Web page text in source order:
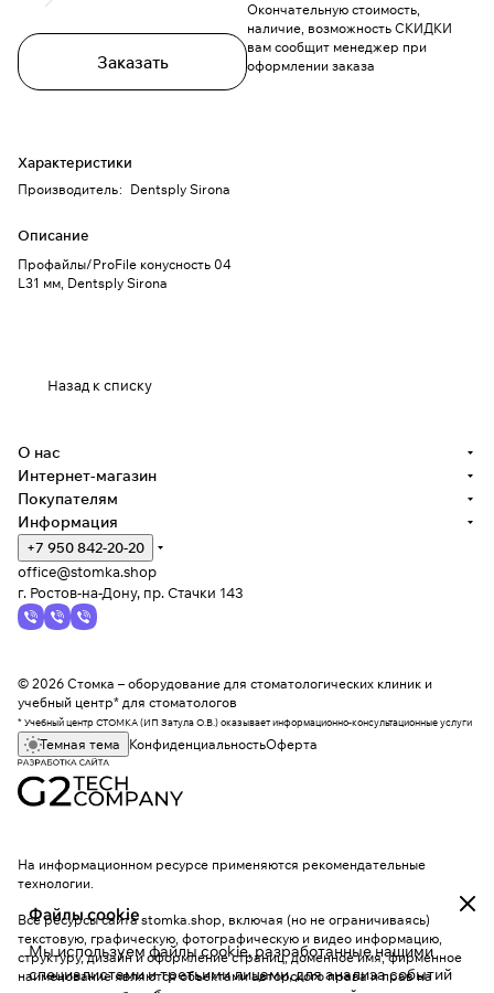
Заказать
Характеристики
Производитель: Dentsply Sirona
Описание
Профайлы/ProFile конусность 04
L31 мм, Dentsply Sirona
Окончательную стоимость,
наличие, возможность СКИДКИ
вам сообщит менеджер при
оформлении заказа
Назад к списку
Файлы cookie
Мы используем файлы cookie, разработанные нашими
специалистами и третьими лицами, для анализа событий
О нас
Интернет-магазин
Покупателям
Информация
+7 950 842-20-20
office@stomka.shop
г. Ростов-на-Дону, пр. Стачки 143
© 2026 Стомка – оборудование для стоматологических клиник и
учебный центр* для стоматологов
* Учебный центр СТОМКА (ИП Затула О.В.) оказывает информационно-консультационные услуги
Темная тема КонфиденциальностьОферта
На информационном ресурсе применяются рекомендательные
технологии.
Все ресурсы сайта stomka.shop, включая (но не ограничиваясь)
текстовую, графическую, фотографическую и видео информацию,
структуру, дизайн и оформление страниц, доменное имя, фирменное
наименование являются объектами авторского права и прав на